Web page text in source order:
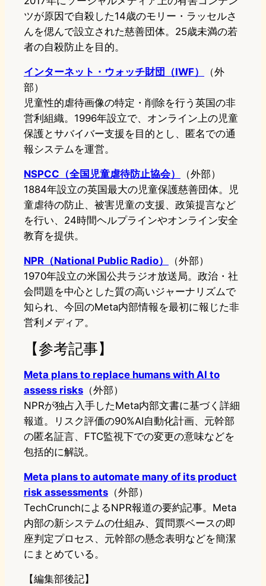
ツが原因で自殺した14歳のモリー・ラッセルさ
んを偲んで設立された慈善団体。25歳未満の若
者の自殺防止を目的。
インターネット・ウォッチ財団（IWF）
（外
部）
児童性的虐待画像の特定・削除を行う英国の非
営利組織。1996年設立で、オンライン上の児童
保護とサバイバー支援を目的とし、匿名での通
報システムを運営。
NSPCC（全国児童虐待防止協会）
（外部）
1884年設立の英国最大の児童保護慈善団体。児
童虐待の防止、被害児童の支援、政策提言など
を行い、24時間ヘルプラインやオンライン安全
教育を提供。
NPR（National Public Radio）
（外部）
1970年設立の米国公共ラジオ放送局。政治・社
会問題を中心とした質の高いジャーナリズムで
知られ、今回のMeta内部情報を最初に報じた非
営利メディア。
【参考記事】
Meta plans to replace humans with AI to
assess risks （外部）
NPRが独占入手したMeta内部文書に基づく詳細
報道。リスク評価の90%AI自動化計画、元幹部
の匿名証言、FTC監視下での変更の意味などを
包括的に解説。
Meta plans to automate many of its product
risk assessments （外部）
TechCrunchによるNPR報道の要約記事。Meta
内部の新システムの仕組み、質問票ベースの即
座判定プロセス、元幹部の懸念表明などを簡潔
にまとめている。
【編集部後記】